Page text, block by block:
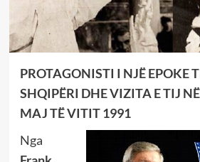
PROTAGONISTI I NJË EPOKE
SHQIPËRI DHE VIZITA E TIJ
MAJ TË VITIT 1991
Nga